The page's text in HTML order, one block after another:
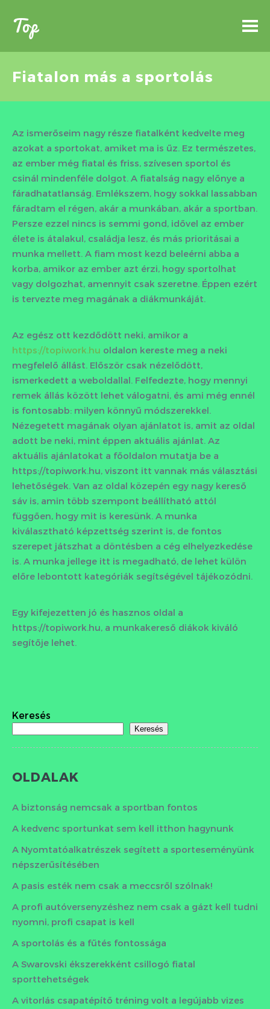
Top
Fiatalon más a sportolás
Az ismerőseim nagy része fiatalként kedvelte meg
azokat a sportokat, amiket ma is űz. Ez természetes,
az ember még fiatal és friss, szívesen sportol és
csinál mindenféle dolgot. A fiatalság nagy előnye a
fáradhatatlanság. Emlékszem, hogy sokkal lassabban
fáradtam el régen, akár a munkában, akár a sportban.
Persze ezzel nincs is semmi gond, idővel az ember
élete is átalakul, családja lesz, és más prioritásai a
munka mellett. A fiam most kezd beleérni abba a
korba, amikor az ember azt érzi, hogy sportolhat
vagy dolgozhat, amennyit csak szeretne. Éppen ezért
is tervezte meg magának a diákmunkáját.
Az egész ott kezdődött neki, amikor a
https://topiwork.hu oldalon kereste meg a neki
megfelelő állást. Először csak nézelődött,
ismerkedett a weboldallal. Felfedezte, hogy mennyi
remek állás között lehet válogatni, és ami még ennél
is fontosabb: milyen könnyű módszerekkel.
Nézegetett magának olyan ajánlatot is, amit az oldal
adott be neki, mint éppen aktuális ajánlat. Az
aktuális ajánlatokat a főoldalon mutatja be a
https://topiwork.hu, viszont itt vannak más választási
lehetőségek. Van az oldal közepén egy nagy kereső
sáv is, amin több szempont beállítható attól
függően, hogy mit is keresünk. A munka
kiválasztható képzettség szerint is, de fontos
szerepet játszhat a döntésben a cég elhelyezkedése
is. A munka jellege itt is megadható, de lehet külön
előre lebontott kategóriák segítségével tájékozódni.
Egy kifejezetten jó és hasznos oldal a
https://topiwork.hu, a munkakereső diákok kiváló
segítője lehet.
Keresés
Keresés
OLDALAK
A biztonság nemcsak a sportban fontos
A kedvenc sportunkat sem kell itthon hagynunk
A Nyomtatóalkatrészek segített a sporteseményünk
népszerűsítésében
A pasis esték nem csak a meccsről szólnak!
A profi autóversenyzéshez nem csak a gázt kell tudni
nyomni, profi csapat is kell
A sportolás és a fűtés fontossága
A Swarovski ékszerekként csillogó fiatal
sporttehetségek
A vitorlás csapatépítő tréning volt a legújabb vizes